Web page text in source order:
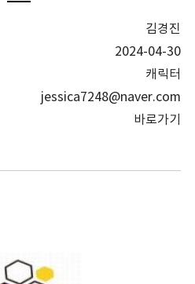
김경진
2024-04-30
캐릭터
jessica7248@naver.com
바로가기